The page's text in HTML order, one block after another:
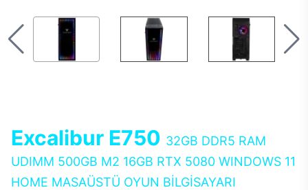
Excalibur E750 32GB DDR5 RAM
UDIMM 500GB M2 16GB RTX 5080 WINDOWS 11
HOME MASAÜSTÜ OYUN BİLGİSAYARI